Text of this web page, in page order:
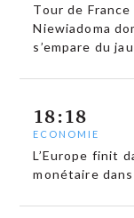
Tour de France
Niewiadoma
s’empare du
18:18
ECONOMIE
L’Europe finit
monétaire